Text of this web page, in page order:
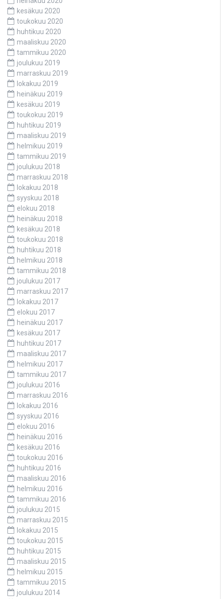
kesäkuu 2020
toukokuu 2020
huhtikuu 2020
maaliskuu 2020
tammikuu 2020
joulukuu 2019
marraskuu 2019
lokakuu 2019
heinäkuu 2019
kesäkuu 2019
toukokuu 2019
huhtikuu 2019
maaliskuu 2019
helmikuu 2019
tammikuu 2019
joulukuu 2018
marraskuu 2018
lokakuu 2018
syyskuu 2018
elokuu 2018
heinäkuu 2018
kesäkuu 2018
toukokuu 2018
huhtikuu 2018
helmikuu 2018
tammikuu 2018
joulukuu 2017
marraskuu 2017
lokakuu 2017
elokuu 2017
heinäkuu 2017
kesäkuu 2017
huhtikuu 2017
maaliskuu 2017
helmikuu 2017
tammikuu 2017
joulukuu 2016
marraskuu 2016
lokakuu 2016
syyskuu 2016
elokuu 2016
heinäkuu 2016
kesäkuu 2016
toukokuu 2016
huhtikuu 2016
maaliskuu 2016
helmikuu 2016
tammikuu 2016
joulukuu 2015
marraskuu 2015
lokakuu 2015
toukokuu 2015
huhtikuu 2015
maaliskuu 2015
helmikuu 2015
tammikuu 2015
joulukuu 2014